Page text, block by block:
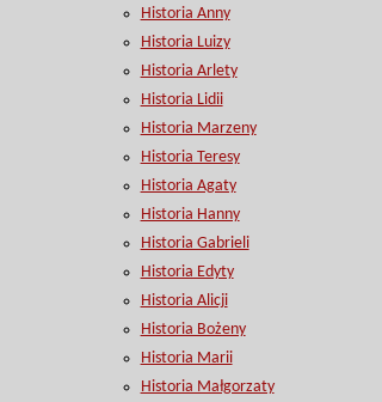
Historia Anny
Historia Luizy
Historia Arlety
Historia Lidii
Historia Marzeny
Historia Teresy
Historia Agaty
Historia Hanny
Historia Gabrieli
Historia Edyty
Historia Alicji
Historia Bożeny
Historia Marii
Historia Małgorzaty